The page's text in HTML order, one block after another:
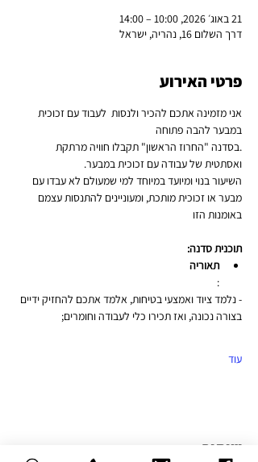
21 באוג׳ 2026, 10:00 – 14:00
דרך השלום 16, נהריה, ישראל
פרטי האירוע
אני מזמינה אתכם להכיר ולנסות  לעבוד עם זכוכית
במבער להבה פתוחה
.בסדנה "החרוז הראשון" תקבלו חוויה מרתקת
ואסתטית של עבודה עם זכוכית במבער.
השיעור בנוי ומיועד במיוחד למי שמעולם לא עבדו עם
מבער או זכוכית מותכת, ומעוניינים להתנסות עצמם
באומנות הזו
תוכנית סדנה:
תאוריה
:
- נלמד ציוד ואמצעי בטיחות, אלמד אתכם להחזיק ידיים
בצורה נכונה, ואז תכירו כלי לעבודה וחומרים;
עוד
שיתוף